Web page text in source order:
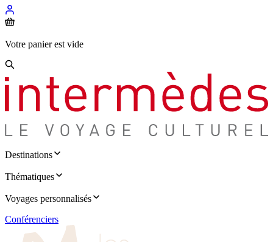
Votre panier est vide
Destinations
Thématiques
Voyages personnalisés
Conférenciers